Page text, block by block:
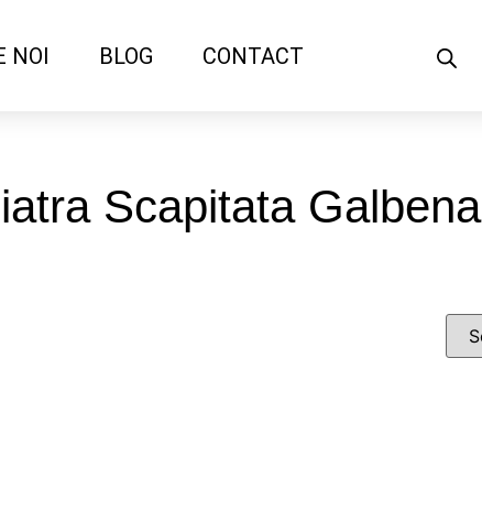
NOI BLOG CONTACT
Scapitata Galbena